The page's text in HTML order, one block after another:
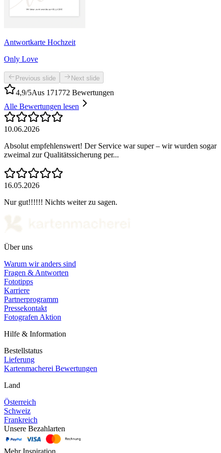
Antwortkarte Hochzeit
Only Love
Previous slide Next slide
4,9/5Aus 171772 Bewertungen
Alle Bewertungen lesen
10.06.2026
Absolut empfehlenswert! Der Service war super – wir wurden sogar
zweimal zur Qualitätssicherung per...
16.05.2026
Nur gut!!!!!! Nichts weiter zu sagen.
Über uns
Warum wir anders sind
Fragen & Antworten
Fototipps
Karriere
Partnerprogramm
Pressekontakt
Fotografen Aktion
Hilfe & Information
Bestellstatus
Lieferung
Kartenmacherei Bewertungen
Land
Österreich
Schweiz
Frankreich
Unsere Bezahlarten